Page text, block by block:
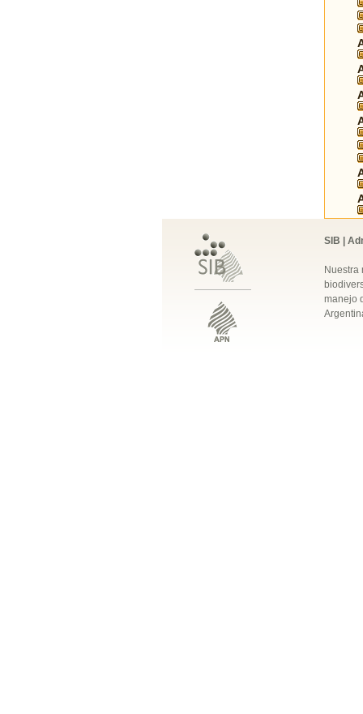
SIB |
Nuestra
manejo